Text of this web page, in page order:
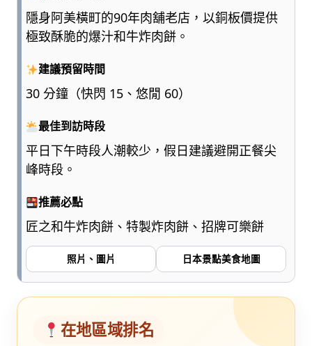
隱身阿美橫町的90年肉舖老店，以銅板價提供
極致酥脆的爆汁和牛炸肉餅。
建議預留時間
30 分鐘（快閃 15、悠閒 60）
最佳到訪時段
平日下午時段人潮較少，假日建議避開正餐尖
峰時段。
推薦必點
匠之和牛炸肉餅、特製炸肉餅、招牌可樂餅
照片、圖片 日本景點美食地圖
在地區域排名